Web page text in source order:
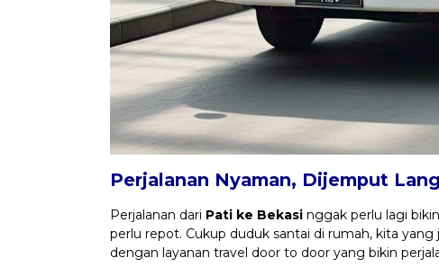
Perjalanan Nyaman, Dijemput
Perjalanan dari Pati ke Bekasi nggak perlu lagi
perlu repot. Cukup duduk santai di rumah, kita
dengan layanan travel door to door yang bikin